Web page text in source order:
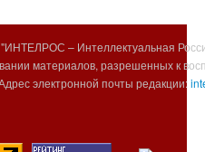
– Интеллектуальная
материалов, разрешенных к
электронной почты редакции: